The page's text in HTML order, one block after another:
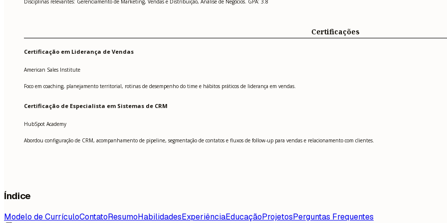
Disciplinas relevantes: Gerenciamento de Marketing, Vendas e Distribuição, Análise de Negócios. GPA: 3.8
Certificações
Certificação em Liderança de Vendas
American Sales Institute
Foco em coaching, planejamento territorial, rotinas de desempenho do time e hábitos práticos de liderança em vendas.
Certificação de Especialista em Sistemas de CRM
HubSpot Academy
Abordou configuração de CRM, acompanhamento de pipeline, segmentação de contatos e fluxos de follow-up para vendas e relacionamento com clientes.
Índice
Modelo de CurrículoContatoResumoHabilidadesExperiênciaEducaçãoProjetosPerguntas Frequentes